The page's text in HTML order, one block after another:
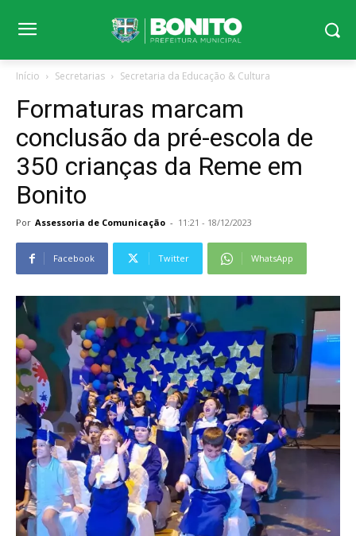
Início Secretarias Secretaria da Educação & Cultura
Formaturas marcam
conclusão da pré-escola de
350 crianças da Reme em
Bonito
Por Assessoria de Comunicação - 11:21 - 18/12/2023
Facebook Twitter WhatsApp